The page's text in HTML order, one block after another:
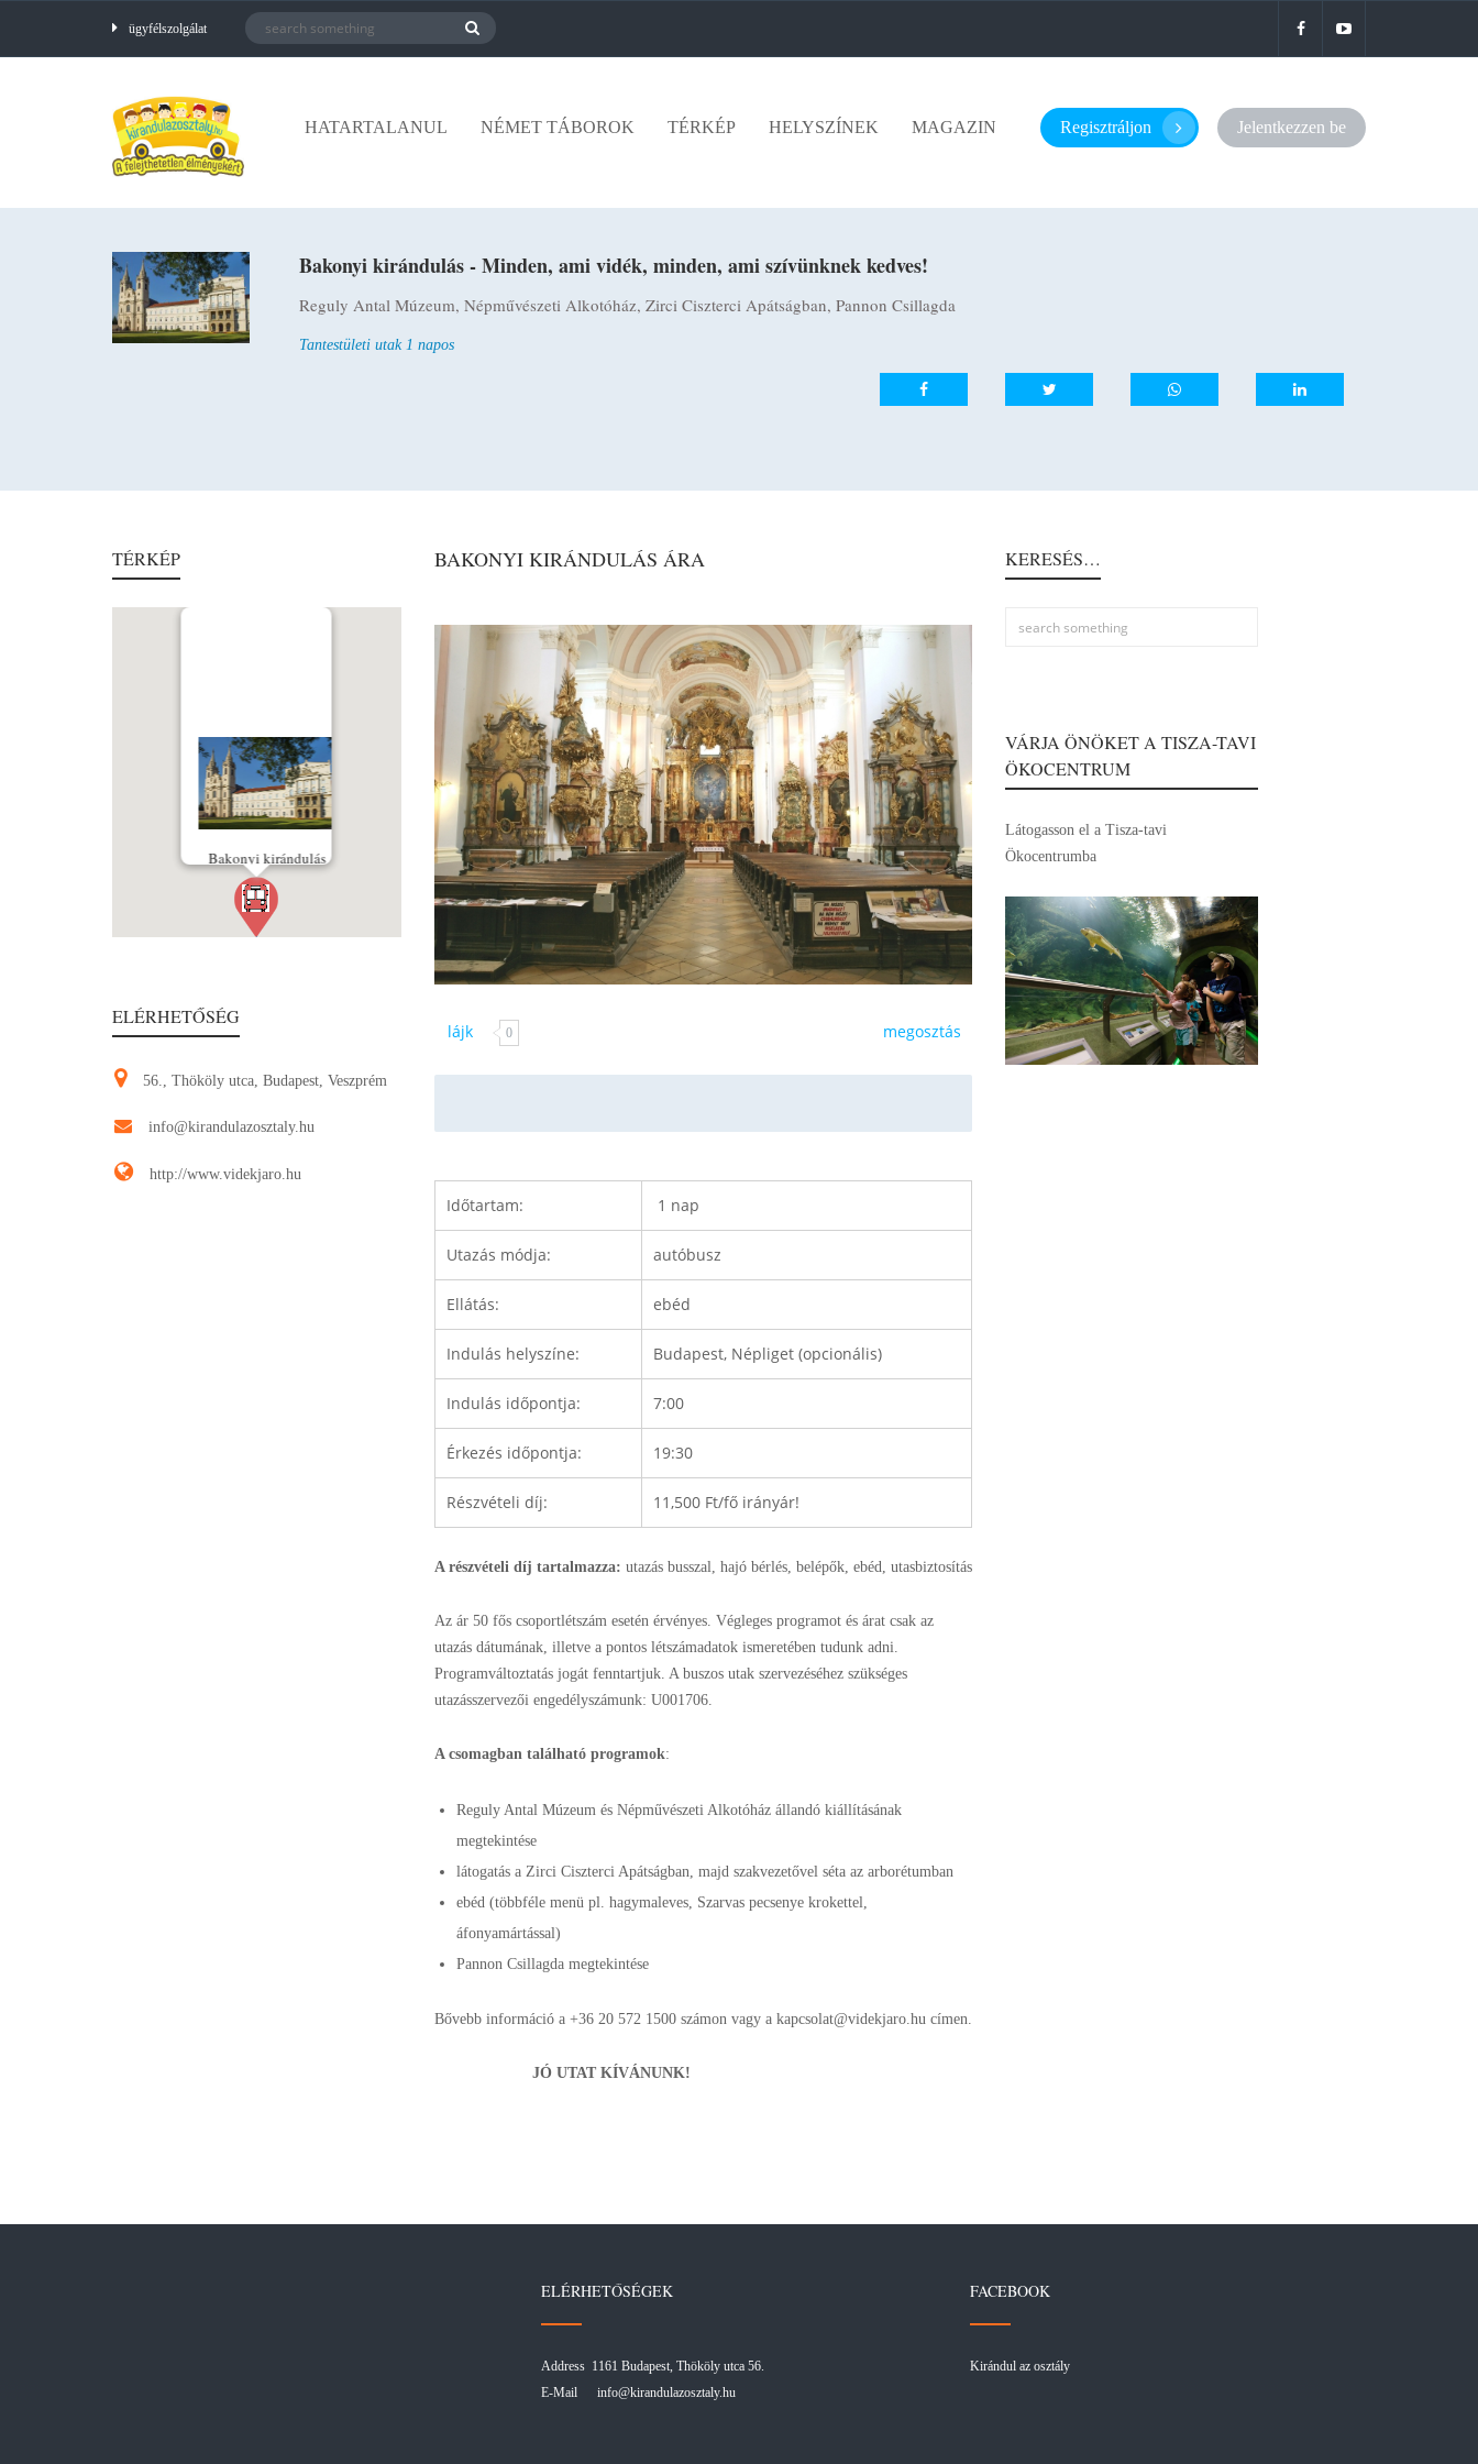
ügyfélszolgálat
Regisztráljon Jelentkezzen be
HATARTALANUL NÉMET TÁBOROK TÉRKÉP HELYSZÍNEK MAGAZIN
Bakonyi kirándulás - Minden, ami vidék, minden, ami szívünknek kedves!
Reguly Antal Múzeum, Népművészeti Alkotóház, Zirci Ciszterci Apátságban, Pannon Csillagda
Tantestületi utak 1 napos
TÉRKÉP
Bakonyi kirándulás
ELÉRHETŐSÉG
56., Thököly utca, Budapest, Veszprém
info@kirandulazosztaly.hu
http://www.videkjaro.hu
BAKONYI KIRÁNDULÁS ÁRA
lájk 0 megosztás
Időtartam: 1 nap
Utazás módja: autóbusz
Ellátás: ebéd
Indulás helyszíne: Budapest, Népliget (opcionális)
Indulás időpontja: 7:00
Érkezés időpontja: 19:30
Részvételi díj: 11,500 Ft/fő irányár!
A részvételi díj tartalmazza: utazás busszal, hajó bérlés, belépők, ebéd, utasbiztosítás
Az ár 50 fős csoportlétszám esetén érvényes. Végleges programot és árat csak az
utazás dátumának, illetve a pontos létszámadatok ismeretében tudunk adni.
Programváltoztatás jogát fenntartjuk. A buszos utak szervezéséhez szükséges
utazásszervezői engedélyszámunk: U001706.
A csomagban található programok:
Reguly Antal Múzeum és Népművészeti Alkotóház állandó kiállításának
megtekintése
látogatás a Zirci Ciszterci Apátságban, majd szakvezetővel séta az arborétumban
ebéd (többféle menü pl. hagymaleves, Szarvas pecsenye krokettel,
áfonyamártással)
Pannon Csillagda megtekintése
Bővebb információ a +36 20 572 1500 számon vagy a kapcsolat@videkjaro.hu címen.
JÓ UTAT KÍVÁNUNK!
KERESÉS…
VÁRJA ÖNÖKET A TISZA-TAVI
ÖKOCENTRUM
Látogasson el a Tisza-tavi
Ökocentrumba
ELÉRHETŐSÉGEK
Address 1161 Budapest, Thököly utca 56.
E-Mail info@kirandulazosztaly.hu
FACEBOOK
Kirándul az osztály